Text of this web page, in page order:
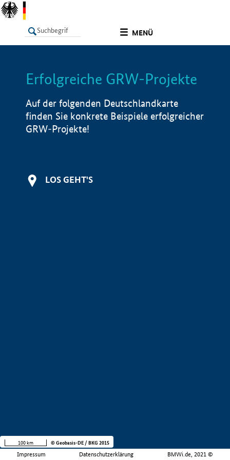
MENÜ
LISTE Info
Erfolgreiche GRW-Projekte
Auf der folgenden Deutschlandkarte
finden Sie konkrete Beispiele erfolgreicher
GRW-Projekte!
LOS GEHT'S
Impressum Datenschutzerklärung BMWi.de, 2021 ©
100 km © Geobasis-DE / BKG 2015